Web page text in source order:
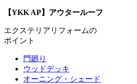
【YKK AP】アウタールーフ
エクステリアリフォームの
ポイント
門廻り
ウッドデッキ
オーニング・シェード